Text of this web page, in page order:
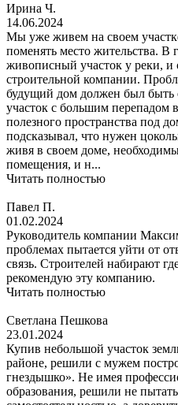
Ирина Ч.
14.06.2024
Мы уже живем на своем
поменять место жительства. В
живописный участок у реки, и
строительной компании.
будущий дом должен был быть
участок с большим перепадом
полезного пространства под
подсказывал, что нужен
живя в своем доме,
помещения, и н...
Читать полностью
Павел П.
01.02.2024
Руководитель компании
проблемах пытается уйти от
связь. Строителей набирают
рекомендую эту компанию.
Читать полностью
Светлана Пешкова
23.01.2024
Купив небольшой участок
районе, решили с мужем
гнездышко». Не имея
образования, решили не пытать